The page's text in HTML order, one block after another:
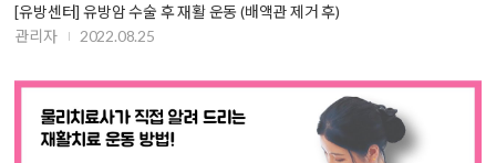
[유방센터] 유방암 수술 후 재활 운동 (배액관 제거 후)
관리자
2022.08.25